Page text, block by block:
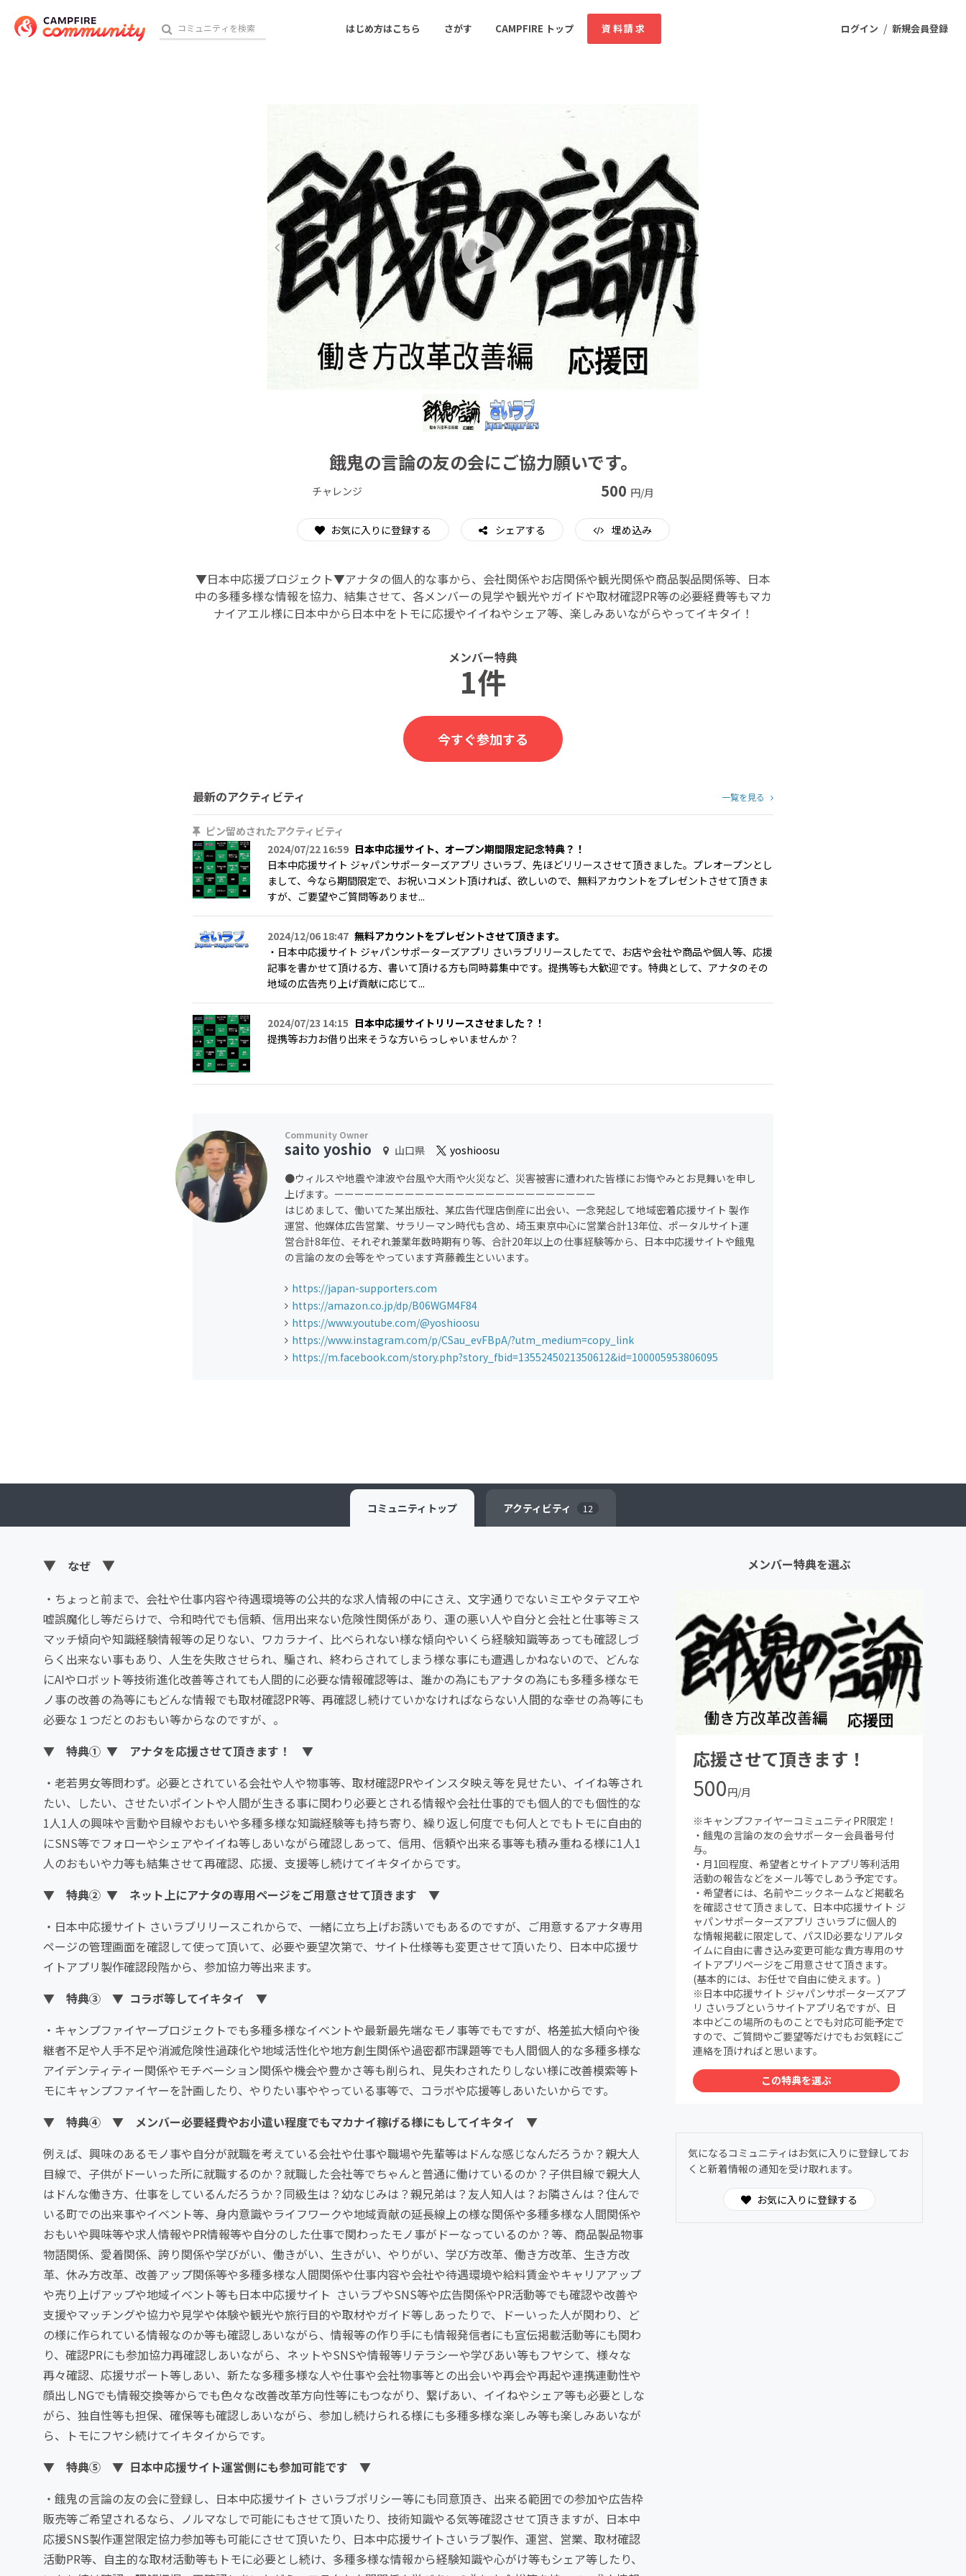
ログイン / 新規会員登録
はじめ方はこちら さがす CAMPFIRE トップ 資料請求
音楽 舞台・パフォーマンス
テクノロジー・ガジェット
ゲーム・サービス開発 フード・飲食店
書籍・雑誌出版 アニメ・漫画
ソーシャルグッド ビューティー・ヘルスケア
CAMPFIRE for Social Good CAMPFIRE Creation
餓鬼の言論の友の会にご協力願いです。
チャレンジ 500 円/月
お気に入りに登録する シェアする 埋め込み
▼日本中応援プロジェクト▼アナタの個人的な事から、会社関係やお店関係や観光関係や商品製品関係等、日本
中の多種多様な情報を協力、結集させて、各メンバーの見学や観光やガイドや取材確認PR等の必要経費等もマカ
ナイアエル様に日本中から日本中をトモに応援やイイねやシェア等、楽しみあいながらやってイキタイ！
メンバー特典
1件
今すぐ参加する
最新のアクティビティ 一覧を見る
ピン留めされたアクティビティ
2024/07/22 16:59 日本中応援サイト、オープン期間限定記念特典？！
日本中応援サイト ジャパンサポーターズアプリ さいラブ、先ほどリリースさせて頂きました。プレオープンとし
まして、今なら期間限定で、お祝いコメント頂ければ、欲しいので、無料アカウントをプレゼントさせて頂きま
すが、ご要望やご質問等ありませ...
2024/12/06 18:47 無料アカウントをプレゼントさせて頂きます。
・日本中応援サイト ジャパンサポーターズアプリ さいラブリリースしたてで、お店や会社や商品や個人等、応援
記事を書かせて頂ける方、書いて頂ける方も同時募集中です。提携等も大歓迎です。特典として、アナタのその
地域の広告売り上げ貢献に応じて...
2024/07/23 14:15 日本中応援サイトリリースさせました？！
提携等お力お借り出来そうな方いらっしゃいませんか？
saito yoshio 山口県
yoshioosu
●ウィルスや地震や津波や台風や大雨や火災など、災害被害に遭われた皆様にお悔やみとお見舞いを申し
上げます。ーーーーーーーーーーーーーーーーーーーーーーーーーー
はじめまして、働いてた某出版社、某広告代理店倒産に出会い、一念発起して地域密着応援サイト 製作
運営、他媒体広告営業、サラリーマン時代も含め、埼玉東京中心に営業合計13年位、ポータルサイト運
営合計8年位、それぞれ兼業年数時期有り等、合計20年以上の仕事経験等から、日本中応援サイトや餓鬼
の言論の友の会等をやっています斉藤義生といいます。
https://japan-supporters.com
https://amazon.co.jp/dp/B06WGM4F84
https://www.youtube.com/@yoshioosu
https://www.instagram.com/p/CSau_evFBpA/?utm_medium=copy_link
https://m.facebook.com/story.php?story_fbid=1355245021350612&id=100005953806095
コミュニティ トップ アクティビティ 12
▼ なぜ ▼
・ちょっと前まで、会社や仕事内容や待遇環境等の公共的な求人情報の中にさえ、文字通りでないミエやタテマエや
嘘誤魔化し等だらけで、令和時代でも信頼、信用出来ない危険性関係があり、運の悪い人や自分と会社と仕事等ミス
マッチ傾向や知識経験情報等の足りない、ワカラナイ、比べられない様な傾向やいくら経験知識等あっても確認しづ
らく出来ない事もあり、人生を失敗させられ、騙され、終わらされてしまう様な事にも遭遇しかねないので、どんな
にAIやロボット等技術進化改善等されても人間的に必要な情報確認等は、誰かの為にもアナタの為にも多種多様なモ
ノ事の改善の為等にもどんな情報でも取材確認PR等、再確認し続けていかなければならない人間的な幸せの為等にも
必要な１つだとのおもい等からなのですが、。
▼ 特典① ▼ アナタを応援させて頂きます！ ▼
・老若男女等問わず。必要とされている会社や人や物事等、取材確認PRやインスタ映え等を見せたい、イイね等され
たい、したい、させたいポイントや人間が生きる事に関わり必要とされる情報や会社仕事的でも個人的でも個性的な
1人1人の興味や言動や目線やおもいや多種多様な知識経験等も持ち寄り、繰り返し何度でも何人とでもトモに自由的
にSNS等でフォローやシェアやイイね等しあいながら確認しあって、信用、信頼や出来る事等も積み重ねる様に1人1
人のおもいや力等も結集させて再確認、応援、支援等し続けてイキタイからです。
▼ 特典② ▼ ネット上にアナタの専用ページをご用意させて頂きます ▼
・日本中応援サイト さいラブリリースこれからで、一緒に立ち上げお誘いでもあるのですが、ご用意するアナタ専用
ページの管理画面を確認して使って頂いて、必要や要望次第で、サイト仕様等も変更させて頂いたり、日本中応援サ
イトアプリ製作確認段階から、参加協力等出来ます。
▼ 特典③ ▼ コラボ等してイキタイ ▼
・キャンプファイヤープロジェクトでも多種多様なイベントや最新最先端なモノ事等でもですが、格差拡大傾向や後
継者不足や人手不足や消滅危険性過疎化や地域活性化や地方創生関係や過密都市課題等でも人間個人的な多種多様な
アイデンティティー関係やモチベーション関係や機会や豊かさ等も削られ、見失わされたりしない様に改善模索等ト
モにキャンプファイヤーを計画したり、やりたい事ややっている事等で、コラボや応援等しあいたいからです。
▼ 特典④ ▼ メンバー必要経費やお小遣い程度でもマカナイ稼げる様にもしてイキタイ ▼
例えば、興味のあるモノ事や自分が就職を考えている会社や仕事や職場や先輩等はドんな感じなんだろうか？親大人
目線で、子供がドーいった所に就職するのか？就職した会社等でちゃんと普通に働けているのか？子供目線で親大人
はドんな働き方、仕事をしているんだろうか？同級生は？幼なじみは？親兄弟は？友人知人は？お隣さんは？住んで
いる町での出来事やイベント等、身内意識やライフワークや地域貢献の延長線上の様な関係や多種多様な人間関係や
おもいや興味等や求人情報やPR情報等や自分のした仕事で関わったモノ事がドーなっているのか？等、商品製品物事
物語関係、愛着関係、誇り関係や学びがい、働きがい、生きがい、やりがい、学び方改革、働き方改革、生き方改
革、休み方改革、改善アップ関係等や多種多様な人間関係や仕事内容や会社や待遇環境や給料賃金やキャリアアップ
や売り上げアップや地域イベント等も日本中応援サイト さいラブやSNS等や広告関係やPR活動等でも確認や改善や
支援やマッチングや協力や見学や体験や観光や旅行目的や取材やガイド等しあったりで、ドーいった人が関わり、ど
の様に作られている情報なのか等も確認しあいながら、情報等の作り手にも情報発信者にも宣伝掲載活動等にも関わ
り、確認PRにも参加協力再確認しあいながら、ネットやSNSや情報等リテラシーや学びあい等もフヤシて、様々な
再々確認、応援サポート等しあい、新たな多種多様な人や仕事や会社物事等との出会いや再会や再起や連携連動性や
顔出しNGでも情報交換等からでも色々な改善改革方向性等にもつながり、繋げあい、イイねやシェア等も必要としな
がら、独自性等も担保、確保等も確認しあいながら、参加し続けられる様にも多種多様な楽しみ等も楽しみあいなが
ら、トモにフヤシ続けてイキタイからです。
▼ 特典⑤ ▼ 日本中応援サイト運営側にも参加可能です ▼
・餓鬼の言論の友の会に登録し、日本中応援サイト さいラブポリシー等にも同意頂き、出来る範囲での参加や広告枠
販売等ご希望されるなら、ノルマなしで可能にもさせて頂いたり、技術知識やる気等確認させて頂きますが、日本中
応援SNS製作運営限定協力参加等も可能にさせて頂いたり、日本中応援サイトさいラブ製作、運営、営業、取材確認
活動PR等、自主的な取材活動等もトモに必要とし続け、多種多様な情報から経験知識や心がけ等もシェア等したり、
メンバー特典を選ぶ
応援させて頂きます！
500円/月
※キャンプファイヤーコミュニティPR限定！
・餓鬼の言論の友の会サポーター会員番号付
与。
・月1回程度、希望者とサイトアプリ等利活用
活動の報告などをメール等でしあう予定です。
・希望者には、名前やニックネームなど掲載名
を確認させて頂きまして、日本中応援サイト ジ
ャパンサポーターズアプリ さいラブに個人的
な情報掲載に限定して、パスID必要なリアルタ
イムに自由に書き込み変更可能な貴方専用のサ
イトアプリページをご用意させて頂きます。
(基本的には、お任せで自由に使えます。)
※日本中応援サイト ジャパンサポーターズアプ
リ さいラブというサイトアプリ名ですが、日
本中どこの場所のものことでも対応可能予定で
すので、ご質問やご要望等だけでもお気軽にご
連絡を頂ければと思います。
この特典を選ぶ
気になるコミュニティはお気に入りに登録してお
くと新着情報の通知を受け取れます。
お気に入りに登録する